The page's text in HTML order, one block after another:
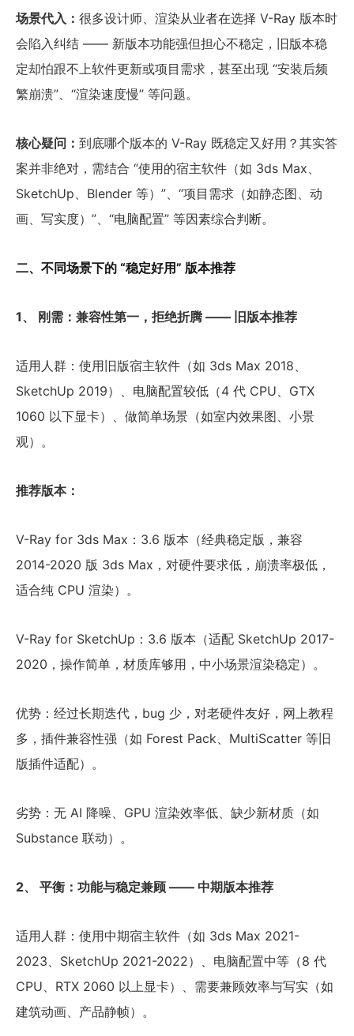
场景代入： 很多设计师、渲染从业者在选择 V-Ray 版本时
会陷入纠结 —— 新版本功能强但担心不稳定，旧版本稳
定却怕跟不上软件更新或项目需求，甚至出现 “安装后频
繁崩溃”、“渲染速度慢” 等问题。
核心疑问： 到底哪个版本的 V-Ray 既稳定又好用？其实答
案并非绝对，需结合 “使用的宿主软件（如 3ds Max、
SketchUp、Blender 等）”、“项目需求（如静态图、动
画、写实度）”、“电脑配置” 等因素综合判断。
二、不同场景下的 “稳定好用” 版本推荐
1、 刚需：兼容性第一，拒绝折腾 —— 旧版本推荐
适用人群：使用旧版宿主软件（如 3ds Max 2018、
SketchUp 2019）、电脑配置较低（4 代 CPU、GTX
1060 以下显卡）、做简单场景（如室内效果图、小景
观）。
推荐版本：
V-Ray for 3ds Max：3.6 版本（经典稳定版，兼容
2014-2020 版 3ds Max，对硬件要求低，崩溃率极低，
适合纯 CPU 渲染）。
V-Ray for SketchUp：3.6 版本（适配 SketchUp 2017-
2020，操作简单，材质库够用，中小场景渲染稳定）。
优势：经过长期迭代，bug 少，对老硬件友好，网上教程
多，插件兼容性强（如 Forest Pack、MultiScatter 等旧
版插件适配）。
劣势：无 AI 降噪、GPU 渲染效率低、缺少新材质（如
Substance 联动）。
2、 平衡：功能与稳定兼顾 —— 中期版本推荐
适用人群：使用中期宿主软件（如 3ds Max 2021-
2023、SketchUp 2021-2022）、电脑配置中等（8 代
CPU、RTX 2060 以上显卡）、需要兼顾效率与写实（如
建筑动画、产品静帧）。